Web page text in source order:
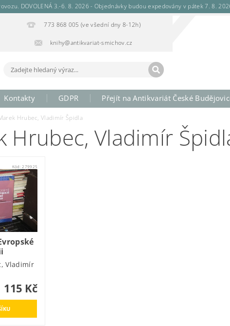
DOVOLENÁ 3.-6. 8. 2026 - Objednávky budou expedovány v pátek 7. 8.
773 868 005 (ve všední dny 8-12h)
knihy@antikvariat-smichov.cz
Kontakty GDPR Přejít na Antikvariát České
Hrubec, Vladimír Špidla
Hrubec, Vladimír
Kód:279925
Vladimír
115 Kč